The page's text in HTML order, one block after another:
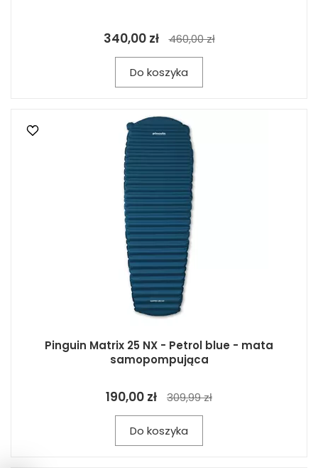
340,00 zł 460,00 zł
Do koszyka
Pinguin Matrix 25 NX - Petrol blue - mata
samopompująca
190,00 zł 309,99 zł
Do koszyka